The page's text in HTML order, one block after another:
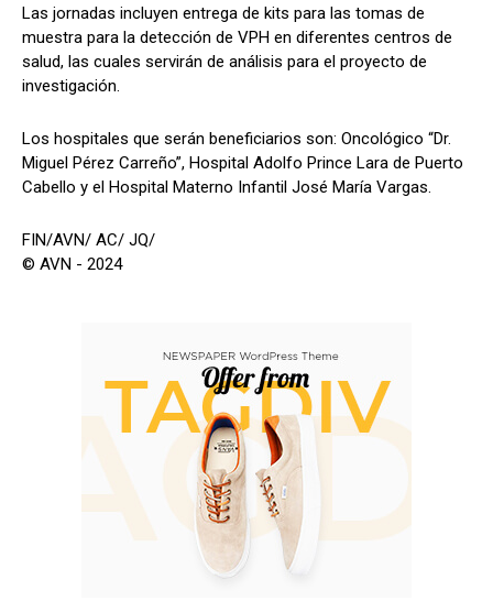
Las jornadas incluyen entrega de kits para las tomas de
muestra para la detección de VPH en diferentes centros de
salud, las cuales servirán de análisis para el proyecto de
investigación.
Los hospitales que serán beneficiarios son: Oncológico “Dr.
Miguel Pérez Carreño”, Hospital Adolfo Prince Lara de Puerto
Cabello y el Hospital Materno Infantil José María Vargas.
FIN/AVN/ AC/ JQ/
© AVN - 2024